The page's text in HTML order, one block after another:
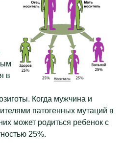
в
Когда мужчина и
патогенных мутаций в
может родиться ребенок с
25%.